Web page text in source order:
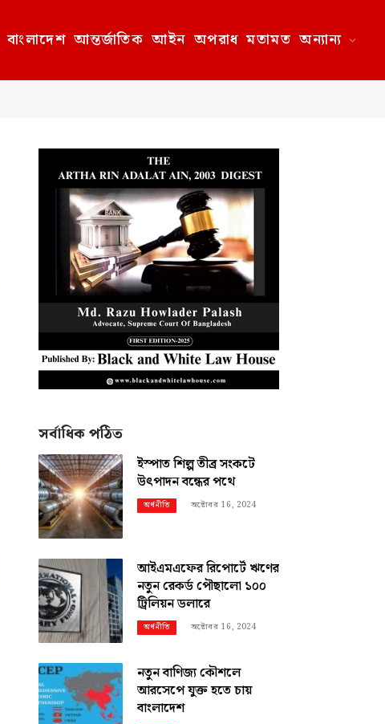
বাংলাদেশ আন্তর্জাতিক আইন অপরাধ মতামত অন্যান্য
সর্বাধিক পঠিত
ইস্পাত শিল্প তীব্র সংকটে
উৎপাদন বন্ধের পথে
অর্থনীতি অক্টোবর 16, 2024
আইএমএফের রিপোর্টে ঋণের
নতুন রেকর্ড পৌছালো ১০০
ট্রিলিয়ন ডলারে
অর্থনীতি অক্টোবর 16, 2024
নতুন বাণিজ্য কৌশলে
আরসেপে যুক্ত হতে চায়
বাংলাদেশ